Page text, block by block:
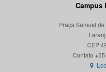
Campus
Praça Samuel
CEP